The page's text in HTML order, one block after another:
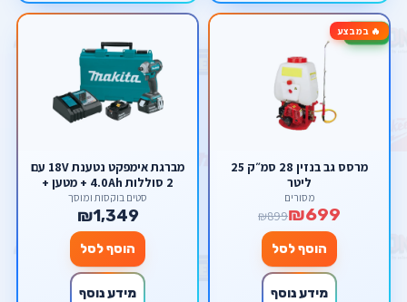
🔥 במבצע-22%
מרסס גב בנזין 28 סמ״ק 25
ליטר
מסורים
₪699
₪899
הוסף לסל
מידע נוסף
מברגת אימפקט נטענת 18V עם
2 סוללות 4.0Ah + מטען +
מזוודת נשיאה Makita LXT
18V DTD153RTE
סטים בוקסות ומוסך
₪1,349
הוסף לסל
מידע נוסף